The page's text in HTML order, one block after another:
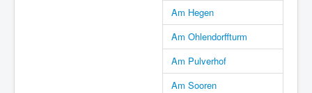
Am Hegen
Am Ohlendorffturm
Am Pulverhof
Am Sooren